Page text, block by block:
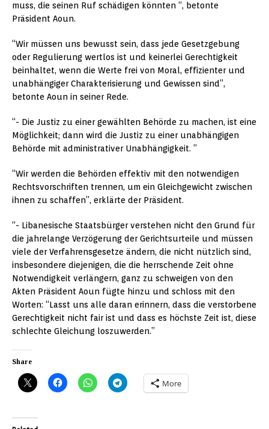
muss, die seinen Ruf schädigen könnten “, betonte
Präsident Aoun.
“Wir müssen uns bewusst sein, dass jede Gesetzgebung
oder Regulierung wertlos ist und keinerlei Gerechtigkeit
beinhaltet, wenn die Werte frei von Moral, effizienter und
unabhängiger Charakterisierung und Gewissen sind”,
betonte Aoun in seiner Rede.
“- Die Justiz zu einer gewählten Behörde zu machen, ist eine
Möglichkeit; dann wird die Justiz zu einer unabhängigen
Behörde mit administrativer Unabhängigkeit. ”
“Wir werden die Behörden effektiv mit den notwendigen
Rechtsvorschriften trennen, um ein Gleichgewicht zwischen
ihnen zu schaffen”, erklärte der Präsident.
“- Libanesische Staatsbürger verstehen nicht den Grund für
die jahrelange Verzögerung der Gerichtsurteile und müssen
viele der Verfahrensgesetze ändern, die nicht nützlich sind,
insbesondere diejenigen, die die herrschende Zeit ohne
Notwendigkeit verlängern, ganz zu schweigen von den
Akten Präsident Aoun fügte hinzu und schloss mit den
Worten: “Lasst uns alle daran erinnern, dass die verstorbene
Gerechtigkeit nicht fair ist und dass es höchste Zeit ist, diese
schlechte Gleichung loszuwerden.”
Share
More